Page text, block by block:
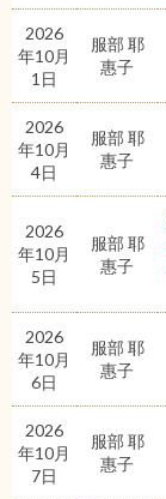
2026
年10月
1日
服部 耶
惠子
2026
年10月
4日
服部 耶
惠子
2026
年10月
5日
服部 耶
惠子
2026
年10月
6日
服部 耶
惠子
2026
年10月
7日
服部 耶
惠子